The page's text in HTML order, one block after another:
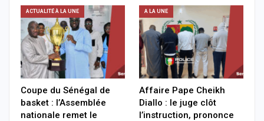
ACTUALITÉ À LA UNE
Coupe du Sénégal de
basket : l’Assemblée
nationale remet le
A LA UNE
Affaire Pape Cheikh
Diallo : le juge clôt
l’instruction, prononce